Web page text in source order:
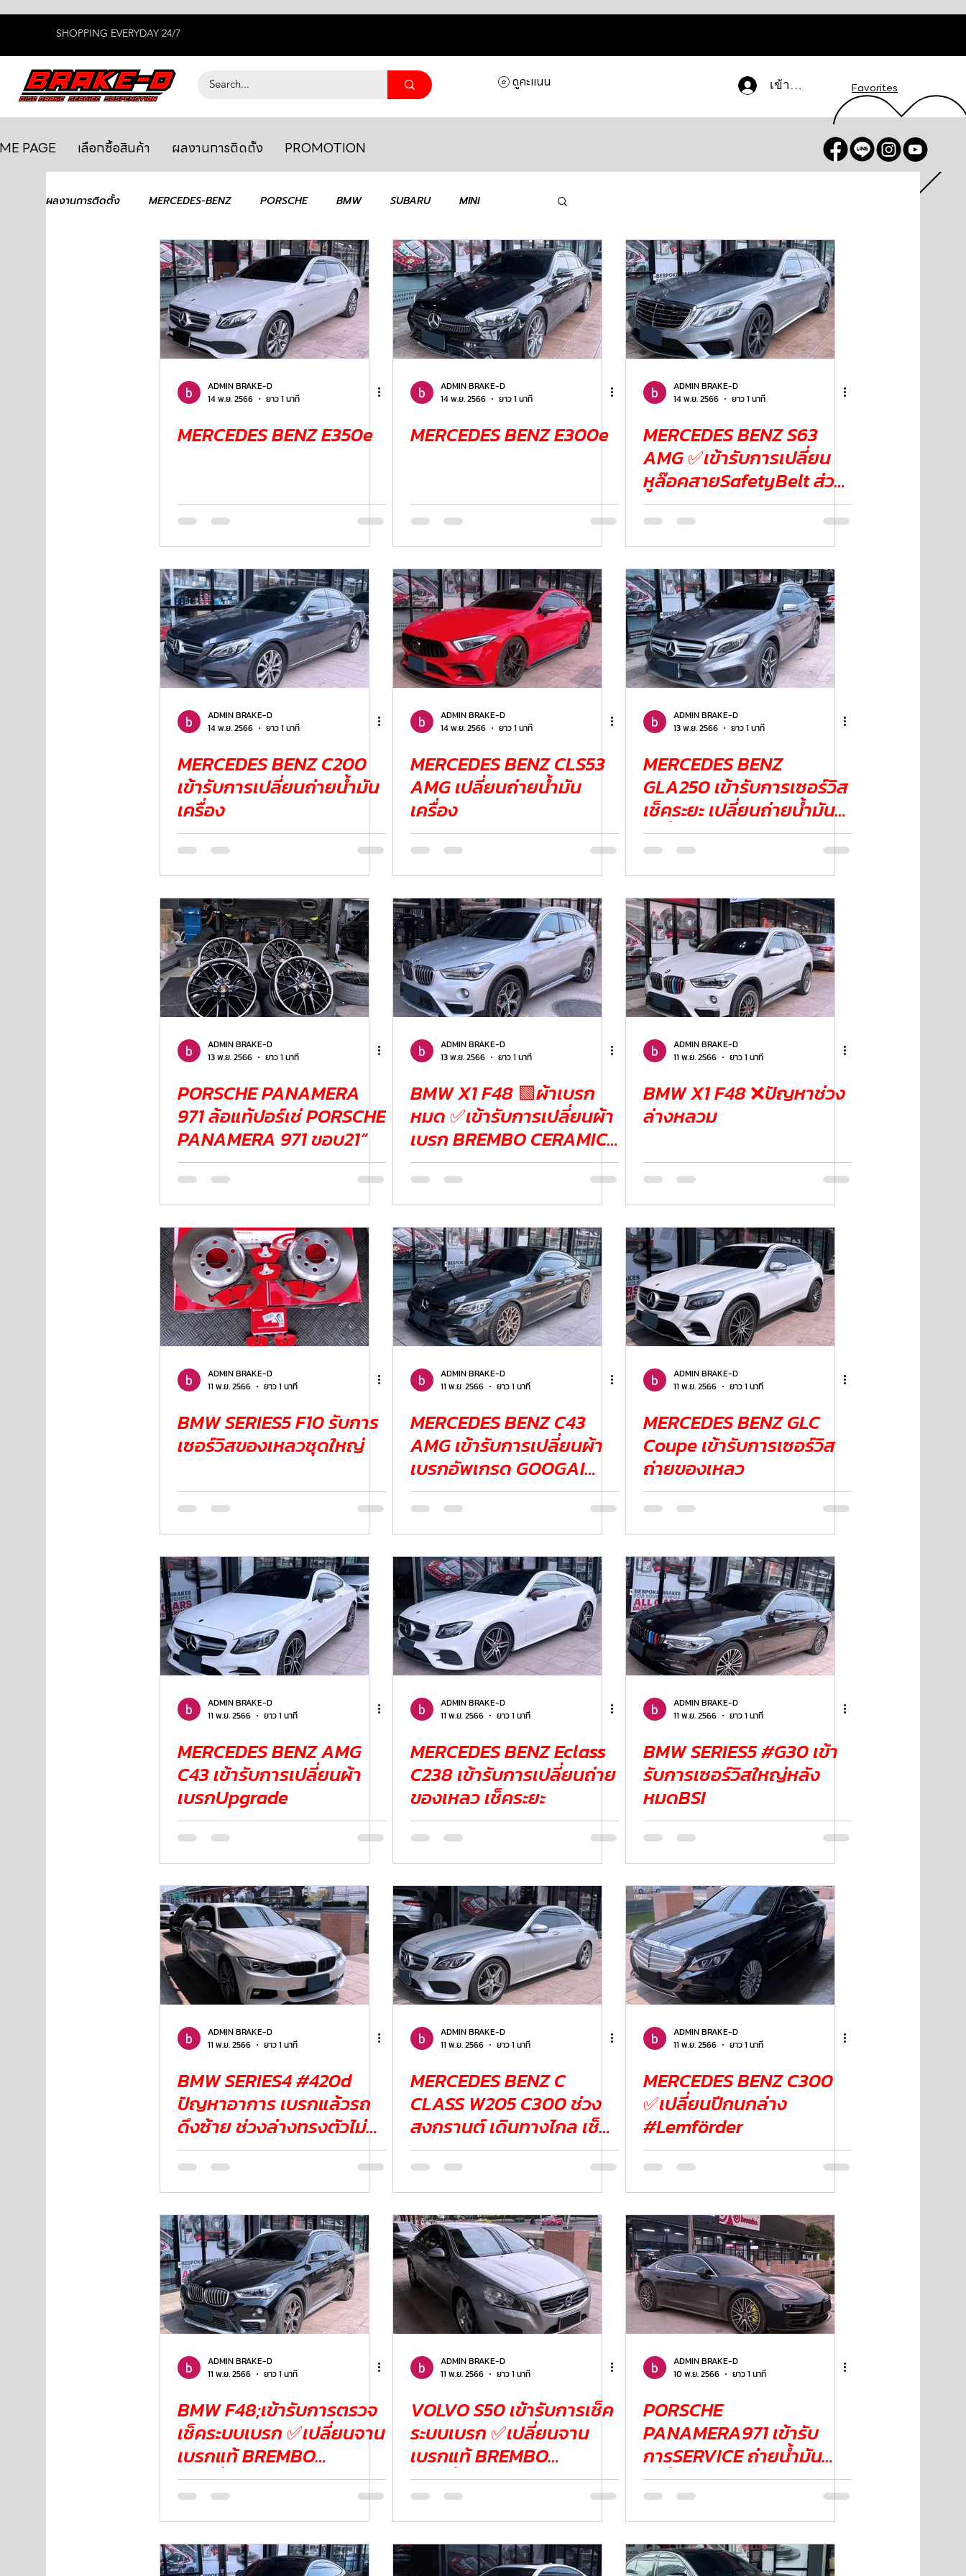
SHOPPING EVERYDAY 24/7
เข้าสู่ระบบ Favorites
ดูคะแนน
PAGE เลือกซื้อสินค้า ผลงานการติดตั้ง PROMOTION
ผลงานการติดตั้ง MERCEDES-BENZ PORSCHE BMW SUBARU MINI
LEXUS ยางรถยนต์ AUDI MASERATI LAMBORGHINI
MAHLE MAZDA TOYOTA HONDA VOLKSWAGEN JEEP
ADMIN BRAKE-D
14 พ.ย. 2566
ยาว 1 นาที
MERCEDES BENZ E350e
ADMIN BRAKE-D
14 พ.ย. 2566
ยาว 1 นาที
MERCEDES BENZ E300e
ADMIN BRAKE-D
14 พ.ย. 2566
ยาว 1 นาที
MERCEDES BENZ S63
AMG ✅เข้ารับการเปลี่ยน
หูล๊อคสายSafetyBelt ส่วน
ของเบาะหลัง
ADMIN BRAKE-D
14 พ.ย. 2566
ยาว 1 นาที
MERCEDES BENZ C200
เข้ารับการเปลี่ยนถ่ายน้ำมัน
เครื่อง
ADMIN BRAKE-D
14 พ.ย. 2566
ยาว 1 นาที
MERCEDES BENZ CLS53
AMG เปลี่ยนถ่ายน้ำมัน
เครื่อง
ADMIN BRAKE-D
13 พ.ย. 2566
ยาว 1 นาที
MERCEDES BENZ
GLA250 เข้ารับการเซอร์วิส
เช็คระยะ เปลี่ยนถ่ายน้ำมัน
เครื่อง
ADMIN BRAKE-D
13 พ.ย. 2566
ยาว 1 นาที
PORSCHE PANAMERA
971 ล้อแท้ปอร์เช่ PORSCHE
PANAMERA 971 ขอบ21”
ADMIN BRAKE-D
13 พ.ย. 2566
ยาว 1 นาที
BMW X1 F48 🟩ผ้าเบรก
หมด ✅เข้ารับการเปลี่ยนผ้า
เบรก BREMBO CERAMIC
BRAKE
ADMIN BRAKE-D
11 พ.ย. 2566
ยาว 1 นาที
BMW X1 F48 ❌ปัญหาช่วง
ล่างหลวม
ADMIN BRAKE-D
11 พ.ย. 2566
ยาว 1 นาที
BMW SERIES5 F10 รับการ
เซอร์วิสของเหลวชุดใหญ่
ADMIN BRAKE-D
11 พ.ย. 2566
ยาว 1 นาที
MERCEDES BENZ C43
AMG เข้ารับการเปลี่ยนผ้า
เบรกอัพเกรด GOOGAI
KIRIN
ADMIN BRAKE-D
11 พ.ย. 2566
ยาว 1 นาที
MERCEDES BENZ GLC
Coupe เข้ารับการเซอร์วิส
ถ่ายของเหลว
ADMIN BRAKE-D
11 พ.ย. 2566
ยาว 1 นาที
MERCEDES BENZ AMG
C43 เข้ารับการเปลี่ยนผ้า
เบรกUpgrade
ADMIN BRAKE-D
11 พ.ย. 2566
ยาว 1 นาที
MERCEDES BENZ Eclass
C238 เข้ารับการเปลี่ยนถ่าย
ของเหลว เช็คระยะ
ADMIN BRAKE-D
11 พ.ย. 2566
ยาว 1 นาที
BMW SERIES5 #G30 เข้า
รับการเซอร์วิสใหญ่หลัง
หมดBSI
ADMIN BRAKE-D
11 พ.ย. 2566
ยาว 1 นาที
BMW SERIES4 #420d
ปัญหาอาการ เบรกแล้วรถ
ดึงซ้าย ช่วงล่างทรงตัวไม่ดี
เหมือนเดิม
ADMIN BRAKE-D
11 พ.ย. 2566
ยาว 1 นาที
MERCEDES BENZ C
CLASS W205 C300 ช่วง
สงกรานต์ เดินทางไกล เช็ค
ระบบเบรก
ADMIN BRAKE-D
11 พ.ย. 2566
ยาว 1 นาที
MERCEDES BENZ C300
✅เปลี่ยนปีกนกล่าง
#Lemförder
ADMIN BRAKE-D
11 พ.ย. 2566
ยาว 1 นาที
BMW F48;เข้ารับการตรวจ
เช็คระบบเบรก ✅เปลี่ยนจาน
เบรกแท้ BREMBO
✅เปลี่ยนผ้าเบรก TRW
COTEC
ADMIN BRAKE-D
11 พ.ย. 2566
ยาว 1 นาที
VOLVO S50 เข้ารับการเช็ค
ระบบเบรก ✅เปลี่ยนจาน
เบรกแท้ BREMBO
✅เปลี่ยนผ้าเบรก BREMBO
CERAMIC
ADMIN BRAKE-D
10 พ.ย. 2566
ยาว 1 นาที
PORSCHE
PANAMERA971 เข้ารับ
การSERVICE ถ่ายน้ำมัน
เครื่อง